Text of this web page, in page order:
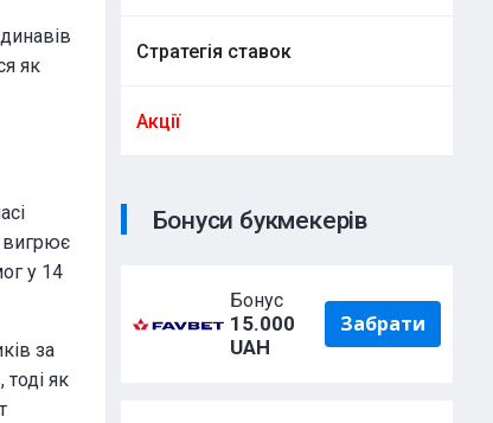
Стратегія ставок
Акції
Бонуси букмекерів
Бонус
15.000
UAH
Забрати
як
вигрює
у 14
за
як